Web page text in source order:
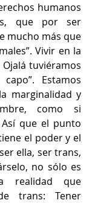
humanos
que por ser
mucho más que
Vivir en la
tuviéramos
Estamos
marginalidad y
como si
que el punto
el poder y el
ella, ser trans,
no sólo es
realidad que
trans: Tener